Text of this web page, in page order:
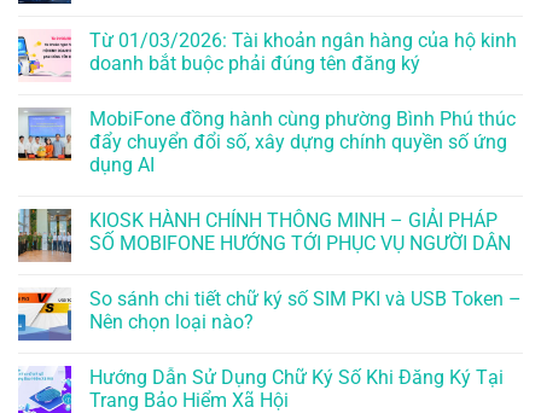
Từ 01/03/2026: Tài khoản ngân hàng của hộ kinh
doanh bắt buộc phải đúng tên đăng ký
MobiFone đồng hành cùng phường Bình Phú thúc
đẩy chuyển đổi số, xây dựng chính quyền số ứng
dụng AI
KIOSK HÀNH CHÍNH THÔNG MINH – GIẢI PHÁP
SỐ MOBIFONE HƯỚNG TỚI PHỤC VỤ NGƯỜI DÂN
So sánh chi tiết chữ ký số SIM PKI và USB Token –
Nên chọn loại nào?
Hướng Dẫn Sử Dụng Chữ Ký Số Khi Đăng Ký Tại
Trang Bảo Hiểm Xã Hội